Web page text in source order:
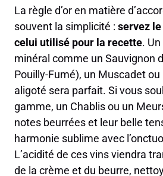
La règle d’or en matière
souvent la simplicité : servez
celui utilisé pour la recette.
minéral comme un Sauvignon
Pouilly-Fumé), un Muscadet ou
aligoté sera parfait. Si vous
gamme, un Chablis ou un
notes beurrées et leur belle
harmonie sublime avec
L’acidité de ces vins viendra
de la crème et du beurre,